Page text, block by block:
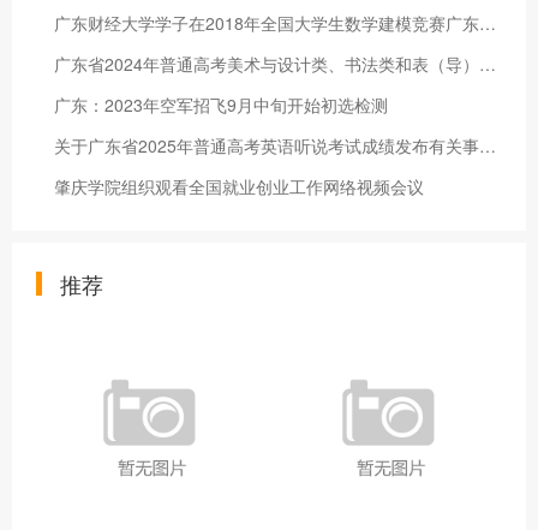
广东财经大学学子在2018年全国大学生数学建模竞赛广东赛区中获佳
广东省2024年普通高考美术与设计类、书法类和表（导）演类（服装表演方向）专业省统考成绩公布方式
广东：2023年空军招飞9月中旬开始初选检测
关于广东省2025年普通高考英语听说考试成绩发布有关事宜的通知
肇庆学院组织观看全国就业创业工作网络视频会议
推荐